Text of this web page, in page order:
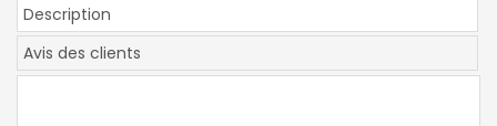
Description
Avis des clients